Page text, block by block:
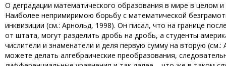
О деградации математического образования в мире в целом
Наиболее непримиримою борьбу с математической
инквизиции (см.: Арнольд, 1998). Он писал, что на границе
от штата, могут разделить дробь на дробь, а студенты
числители и знаменатели и деля первую сумму на вторую
можете делать алгебраические преобразования,